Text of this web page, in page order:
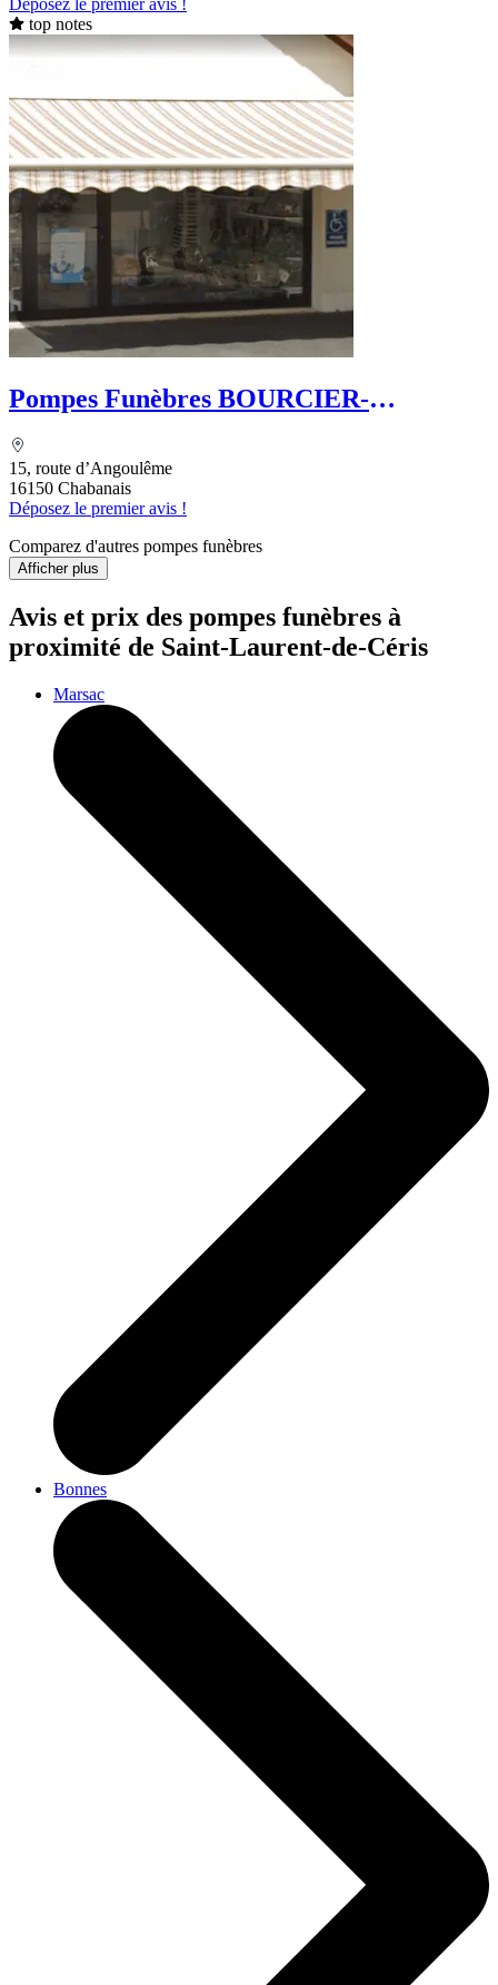
Déposez le premier avis !
top notes
Pompes Funèbres BOURCIER-
15, route d’Angoulême
16150 Chabanais
Déposez le premier avis !
Comparez d'autres pompes funèbres
Afficher plus
Avis et prix des pompes funèbres à
proximité de Saint-Laurent-de-Céris
Marsac
Bonnes